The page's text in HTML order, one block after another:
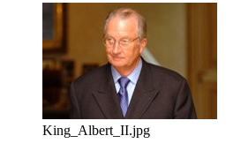
King_Albert_II.jpg